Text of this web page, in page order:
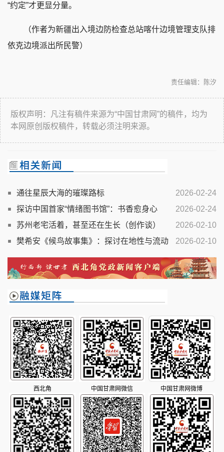
“约定”才更显分量。
（作者为新疆出入境边防检查总站喀什边境管理支队排
依克边境派出所民警）
责任编辑：陈汐
版权声明：凡注有稿件来源为“中国甘肃网”的稿件，均为
本网原创版权稿件，转载必须注明来源。
2026-02-24
通往星辰大海的璀璨路标
2026-02-24
探访中国首家“情绪图书馆”：书香愈身心
2026-02-10
苏州老宅活着，甚至还在生长（创作谈）
2026-02-10
樊希安《候鸟故事集》：探讨在地性与流动
性的文学表达
西北角 中国甘肃网微信 中国甘肃网微博